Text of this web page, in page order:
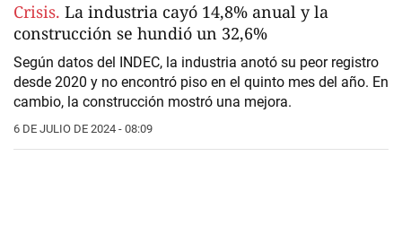
Crisis. La industria cayó 14,8% anual y la
construcción se hundió un 32,6%
Según datos del INDEC, la industria anotó su peor registro
desde 2020 y no encontró piso en el quinto mes del año. En
cambio, la construcción mostró una mejora.
6 DE JULIO DE 2024 - 08:09